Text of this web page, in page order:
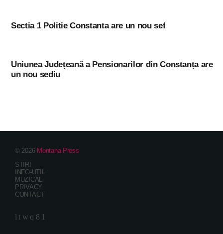
Sectia 1 Politie Constanta are un nou sef
Uniunea Județeană a Pensionarilor din Constanța are
un nou sediu
© 2026 Montana Press
STIRI
INFO-UTIL
MUZICAL
PRIVACY
CONTACT